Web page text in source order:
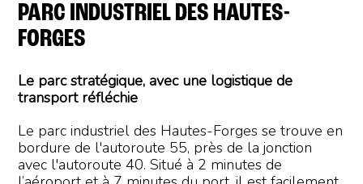
PARC INDUSTRIEL DES HAUTES-
FORGES
Le parc stratégique, avec une logistique de
transport réfléchie
Le parc industriel des Hautes-Forges se trouve en
bordure de l'autoroute 55, près de la jonction
avec l'autoroute 40. Situé à 2 minutes de